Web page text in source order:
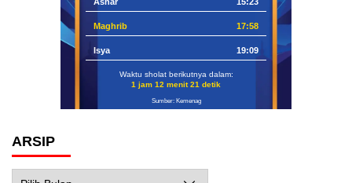
Maghrib 17:58
Isya 19:09
Waktu sholat berikutnya dalam:
1 jam 12 menit 20 detik
Sumber: Kemenag
ARSIP